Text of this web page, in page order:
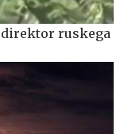
ruskega